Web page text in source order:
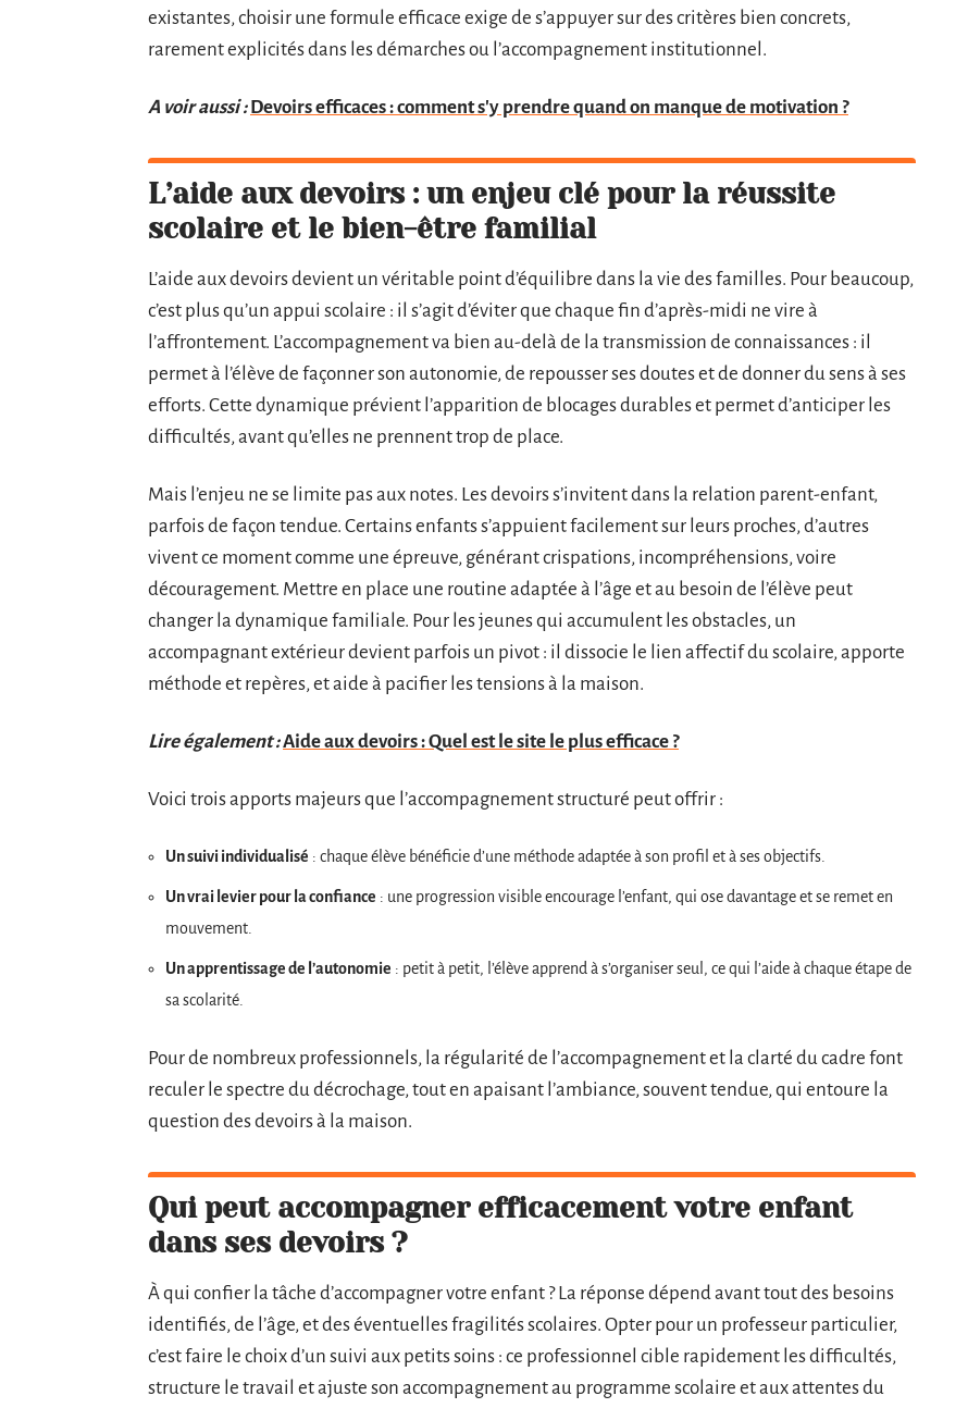
existantes, choisir une formule efficace exige de s’appuyer sur des critères bien concrets,
rarement explicités dans les démarches ou l’accompagnement institutionnel.
A voir aussi : Devoirs efficaces : comment s'y prendre quand on manque de motivation ?
L’aide aux devoirs : un enjeu clé pour la réussite
scolaire et le bien-être familial
L’aide aux devoirs devient un véritable point d’équilibre dans la vie des familles. Pour beaucoup,
c’est plus qu’un appui scolaire : il s’agit d’éviter que chaque fin d’après-midi ne vire à
l’affrontement. L’accompagnement va bien au-delà de la transmission de connaissances : il
permet à l’élève de façonner son autonomie, de repousser ses doutes et de donner du sens à ses
efforts. Cette dynamique prévient l’apparition de blocages durables et permet d’anticiper les
difficultés, avant qu’elles ne prennent trop de place.
Mais l’enjeu ne se limite pas aux notes. Les devoirs s’invitent dans la relation parent-enfant,
parfois de façon tendue. Certains enfants s’appuient facilement sur leurs proches, d’autres
vivent ce moment comme une épreuve, générant crispations, incompréhensions, voire
découragement. Mettre en place une routine adaptée à l’âge et au besoin de l’élève peut
changer la dynamique familiale. Pour les jeunes qui accumulent les obstacles, un
accompagnant extérieur devient parfois un pivot : il dissocie le lien affectif du scolaire, apporte
méthode et repères, et aide à pacifier les tensions à la maison.
Lire également :Aide aux devoirs : Quel est le site le plus efficace ?
Voici trois apports majeurs que l’accompagnement structuré peut offrir :
Un suivi individualisé : chaque élève bénéficie d’une méthode adaptée à son profil et à ses objectifs.
Un vrai levier pour la confiance : une progression visible encourage l’enfant, qui ose davantage et se remet en
mouvement.
Un apprentissage de l’autonomie : petit à petit, l’élève apprend à s’organiser seul, ce qui l’aide à chaque étape de
sa scolarité.
Pour de nombreux professionnels, la régularité de l’accompagnement et la clarté du cadre font
reculer le spectre du décrochage, tout en apaisant l’ambiance, souvent tendue, qui entoure la
question des devoirs à la maison.
Qui peut accompagner efficacement votre enfant
dans ses devoirs ?
À qui confier la tâche d’accompagner votre enfant ? La réponse dépend avant tout des besoins
identifiés, de l’âge, et des éventuelles fragilités scolaires. Opter pour un professeur particulier,
c’est faire le choix d’un suivi aux petits soins : ce professionnel cible rapidement les difficultés,
structure le travail et ajuste son accompagnement au programme scolaire et aux attentes du